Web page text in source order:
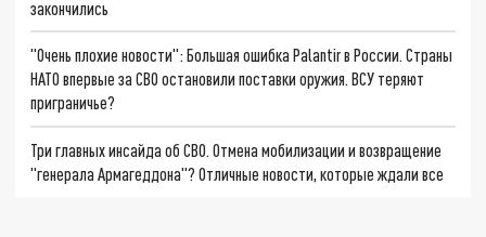
закончились
"Очень плохие новости": Большая ошибка Palantir в России. Страны
НАТО впервые за СВО остановили поставки оружия. ВСУ теряют
приграничье?
Три главных инсайда об СВО. Отмена мобилизации и возвращение
"генерала Армагеддона"? Отличные новости, которые ждали все